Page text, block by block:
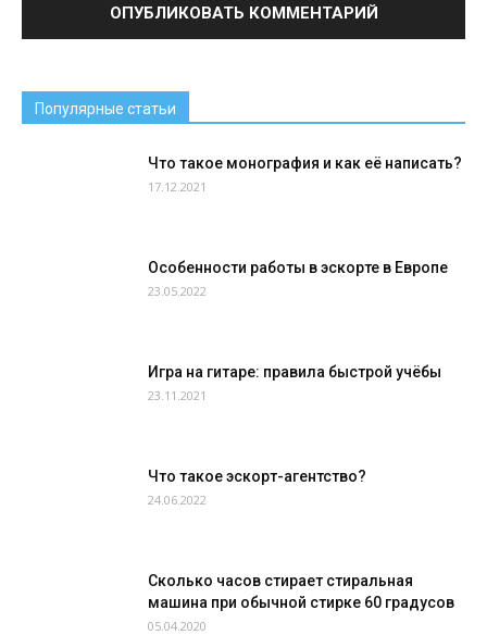
Популярные статьи
Что такое монография и как её написать?
17.12.2021
Особенности работы в эскорте в Европе
23.05.2022
Игра на гитаре: правила быстрой учёбы
23.11.2021
Что такое эскорт-агентство?
24.06.2022
Сколько часов стирает стиральная
машина при обычной стирке 60 градусов
05.04.2020